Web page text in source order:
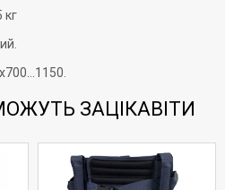
кг
ЗАЦІКАВІТИ